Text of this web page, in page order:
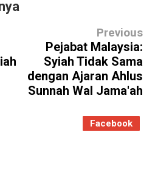
Previous
Pejabat Malaysia:
Syiah Tidak Sama
dengan Ajaran Ahlus
Sunnah Wal Jama'ah
Facebook